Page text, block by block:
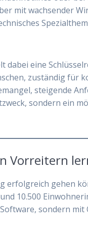
mit wachsender
dabei eine
zuständig für
steigende
sondern ein
Vorreitern
erfolgreich gehen
10.500
sondern mit